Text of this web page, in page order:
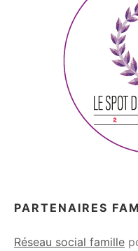
PARTENAIRES
Réseau social famille